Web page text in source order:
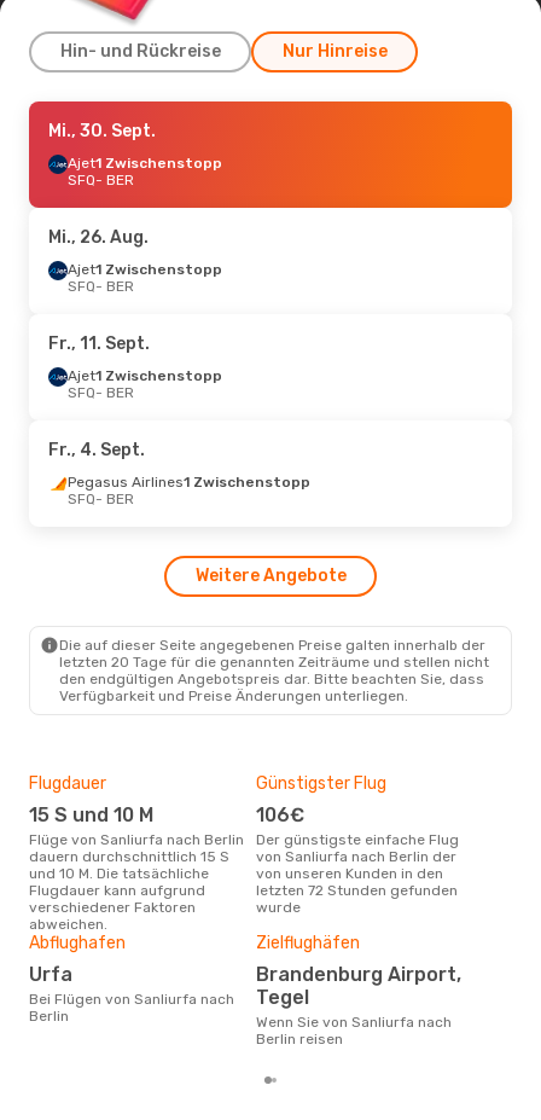
Hin- und Rückreise Nur Hinreise
Sa., 12. Sept.
Ajet1 Zwischenstopp
SFQ- BER
1 Zwischenstopp
BER- SFQ
Mi., 30. Sept.
Ajet1 Zwischenstopp
SFQ- BER
Mi., 26. Aug.
Ajet1 Zwischenstopp
SFQ- BER
Fr., 11. Sept.
Ajet1 Zwischenstopp
SFQ- BER
Fr., 4. Sept.
Pegasus Airlines1 Zwischenstopp
SFQ- BER
Weitere Angebote
Die auf dieser Seite angegebenen Preise galten innerhalb der
letzten 20 Tage für die genannten Zeiträume und stellen nicht
den endgültigen Angebotspreis dar. Bitte beachten Sie, dass
Verfügbarkeit und Preise Änderungen unterliegen.
Flugdauer
15 S und 10 M
Flüge von Sanliurfa nach Berlin
dauern durchschnittlich 15 S
und 10 M. Die tatsächliche
Flugdauer kann aufgrund
verschiedener Faktoren
abweichen.
Günstigster Flug
106€
Der günstigste einfache Flug
von Sanliurfa nach Berlin der
von unseren Kunden in den
letzten 72 Stunden gefunden
wurde
Abflughafen
Urfa
Bei Flügen von Sanliurfa nach
Berlin
Zielflughäfen
Brandenburg Airport,
Tegel
Wenn Sie von Sanliurfa nach
Berlin reisen